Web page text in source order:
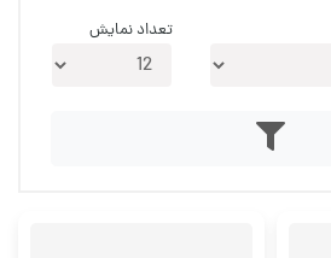
تعداد نمایش